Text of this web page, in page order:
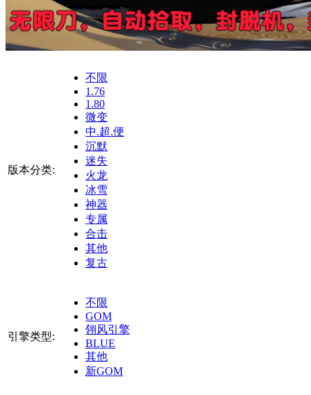
版本分类:
不限
1.76
1.80
微变
中.超.便
沉默
迷失
火龙
冰雪
神器
专属
合击
其他
复古
引擎类型:
不限
GOM
翎风引擎
BLUE
其他
新GOM